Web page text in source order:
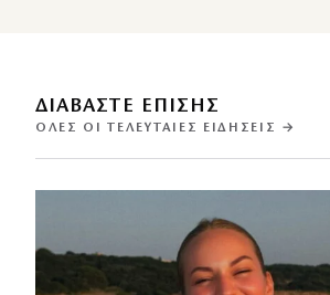
ΔΙΑΒΑΣΤΕ ΕΠΙΣΗΣ
ΌΛΕΣ ΟΙ ΤΕΛΕΥΤΑΊΕΣ ΕΙΔΉΣΕΙΣ →